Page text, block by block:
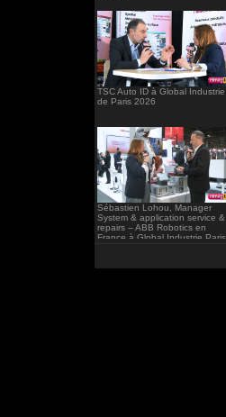
TSC Auto ID à Global Industrie
de Paris 2026
Sébastien Lohou, Manager
System & application service &
repairs – ABB Robotics en
France à Global Industrie Paris